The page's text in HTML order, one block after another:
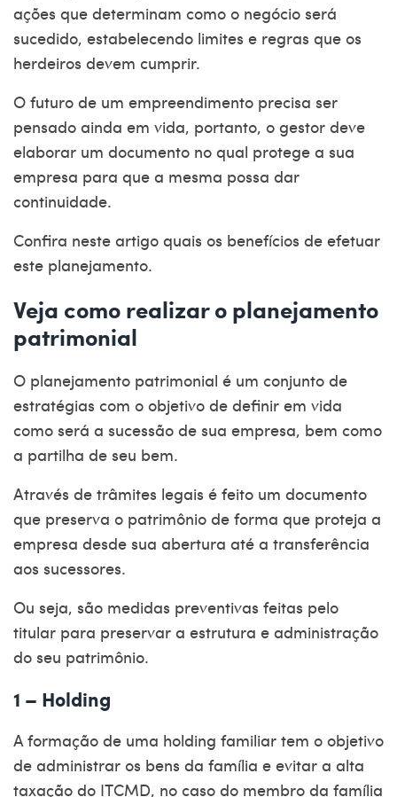
ações que determinam como o negócio será
sucedido, estabelecendo limites e regras que os
herdeiros devem cumprir.
O futuro de um empreendimento precisa ser
pensado ainda em vida, portanto, o gestor deve
elaborar um documento no qual protege a sua
empresa para que a mesma possa dar
continuidade.
Confira neste artigo quais os benefícios de efetuar
este planejamento.
Veja como realizar o planejamento
patrimonial
O planejamento patrimonial é um conjunto de
estratégias com o objetivo de definir em vida
como será a sucessão de sua empresa, bem como
a partilha de seu bem.
Através de trâmites legais é feito um documento
que preserva o patrimônio de forma que proteja a
empresa desde sua abertura até a transferência
aos sucessores.
Ou seja, são medidas preventivas feitas pelo
titular para preservar a estrutura e administração
do seu patrimônio.
1 – Holding
A formação de uma holding familiar tem o objetivo
de administrar os bens da família e evitar a alta
taxação do ITCMD, no caso do membro da família